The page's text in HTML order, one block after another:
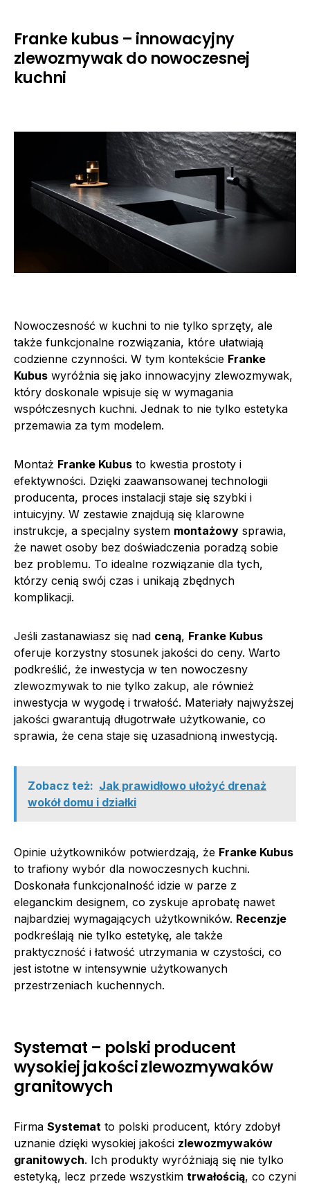
Franke kubus – innowacyjny
zlewozmywak do nowoczesnej
kuchni
Nowoczesność w kuchni to nie tylko sprzęty, ale
także funkcjonalne rozwiązania, które ułatwiają
codzienne czynności. W tym kontekście Franke
Kubus wyróżnia się jako innowacyjny zlewozmywak,
który doskonale wpisuje się w wymagania
współczesnych kuchni. Jednak to nie tylko estetyka
przemawia za tym modelem.
Montaż Franke Kubus to kwestia prostoty i
efektywności. Dzięki zaawansowanej technologii
producenta, proces instalacji staje się szybki i
intuicyjny. W zestawie znajdują się klarowne
instrukcje, a specjalny system montażowy sprawia,
że nawet osoby bez doświadczenia poradzą sobie
bez problemu. To idealne rozwiązanie dla tych,
którzy cenią swój czas i unikają zbędnych
komplikacji.
Jeśli zastanawiasz się nad ceną, Franke Kubus
oferuje korzystny stosunek jakości do ceny. Warto
podkreślić, że inwestycja w ten nowoczesny
zlewozmywak to nie tylko zakup, ale również
inwestycja w wygodę i trwałość. Materiały najwyższej
jakości gwarantują długotrwałe użytkowanie, co
sprawia, że cena staje się uzasadnioną inwestycją.
Zobacz też: Jak prawidłowo ułożyć drenaż
wokół domu i działki
Opinie użytkowników potwierdzają, że Franke Kubus
to trafiony wybór dla nowoczesnych kuchni.
Doskonała funkcjonalność idzie w parze z
eleganckim designem, co zyskuje aprobatę nawet
najbardziej wymagających użytkowników. Recenzje
podkreślają nie tylko estetykę, ale także
praktyczność i łatwość utrzymania w czystości, co
jest istotne w intensywnie użytkowanych
przestrzeniach kuchennych.
Systemat – polski producent
wysokiej jakości zlewozmywaków
granitowych
Firma Systemat to polski producent, który zdobył
uznanie dzięki wysokiej jakości zlewozmywaków
granitowych. Ich produkty wyróżniają się nie tylko
estetyką, lecz przede wszystkim trwałością, co czyni